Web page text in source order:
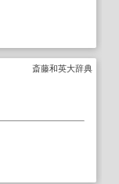
斎藤和英大辞典